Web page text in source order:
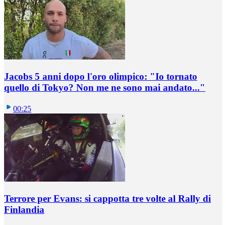
Jacobs 5 anni dopo l'oro olimpico: "Io tornato
quello di Tokyo? Non me ne sono mai andato..."
00:25
Terrore per Evans: si cappotta tre volte al Rally di
Finlandia